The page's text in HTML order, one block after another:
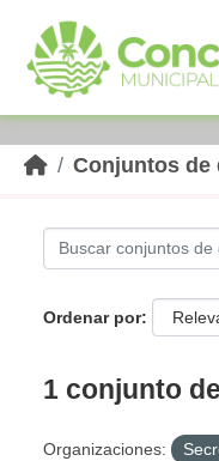
Conjuntos de
Ordenar por
1 conjunto
Organizaciones: